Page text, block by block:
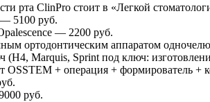
рта ClinPro стоит в «Легкой
5100 руб.
— 2200 руб.
ортодонтическим аппаратом
(H4, Marquis, Sprint под ключ:
+ операция + формирователь +
руб.